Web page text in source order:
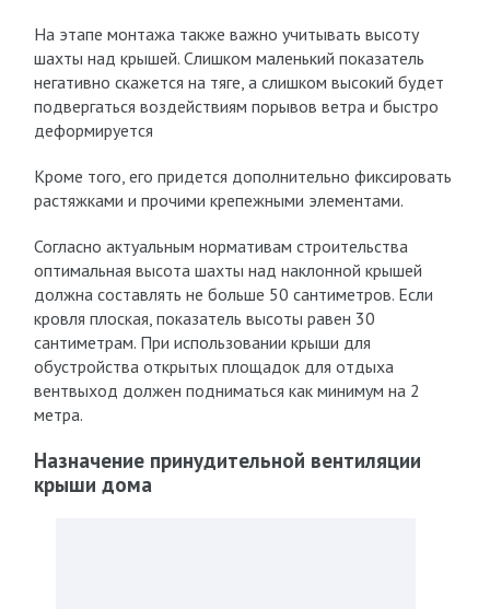
На этапе монтажа также важно учитывать высоту
шахты над крышей. Слишком маленький показатель
негативно скажется на тяге, а слишком высокий будет
подвергаться воздействиям порывов ветра и быстро
деформируется
Кроме того, его придется дополнительно фиксировать
растяжками и прочими крепежными элементами.
Согласно актуальным нормативам строительства
оптимальная высота шахты над наклонной крышей
должна составлять не больше 50 сантиметров. Если
кровля плоская, показатель высоты равен 30
сантиметрам. При использовании крыши для
обустройства открытых площадок для отдыха
вентвыход должен подниматься как минимум на 2
метра.
Назначение принудительной вентиляции
крыши дома